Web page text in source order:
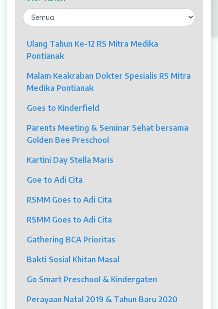
Laparaskopi
OCT
Eye Care
Multi Slice CT-Scan 128 Slices
Mamografi
Klinik Andrologi
Klinik Nyeri
Dokter
Ulang Tahun Ke-12 RS Mitra Medika
Pontianak
Malam Keakraban Dokter Spesialis RS Mitra
Medika Pontianak
Goes to Kinderfield
Parents Meeting & Seminar Sehat bersama
Golden Bee Preschool
Kartini Day Stella Maris
Goe to Adi Cita
RSMM Goes to Adi Cita
RSMM Goes to Adi Cita
Gathering BCA Prioritas
Bakti Sosial Khitan Masal
Go Smart Preschool & Kindergaten
Perayaan Natal 2019 & Tahun Baru 2020